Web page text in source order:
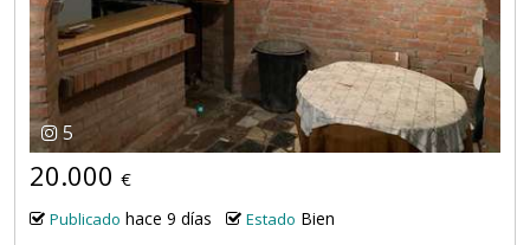
5
20.000 €
Publicado hace 9 días Estado Bien